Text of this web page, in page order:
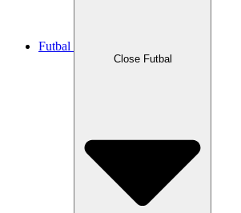
Futbal
Close Futbal